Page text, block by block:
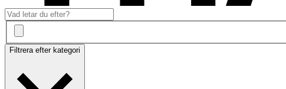
Filtrera efter kategori